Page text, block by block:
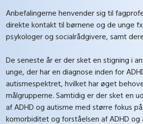
Anbefalingerne henvender sig til
direkte kontakt til børnene og de unge
psykologer og socialrådgivere, samt
De seneste år er der sket en stigning i
unge, der har en diagnose inden for
autismespektret, hvilket har øget
målgrupperne. Samtidig er der sket en
af ADHD og autisme med større fokus
komorbiditet og forståelsen af ADHD og